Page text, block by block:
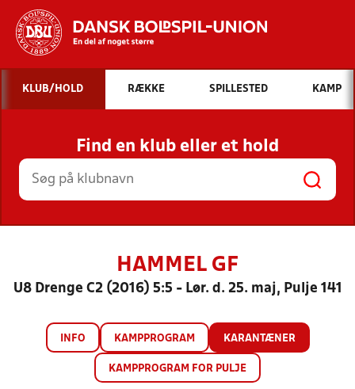
Hvad vil du søge efter?
INDHOLD OG NYHEDER
STILLINGER, RESULTATER, KLUBBER OG
HOLD
KLUB/HOLD RÆKKE SPILLESTED KAMP
Find en klub eller et hold
HAMMEL GF
U8 Drenge C2 (2016) 5:5 - Lør. d. 25. maj, Pulje 141
INFO KAMPPROGRAM KARANTÆNER
KAMPPROGRAM FOR PULJE